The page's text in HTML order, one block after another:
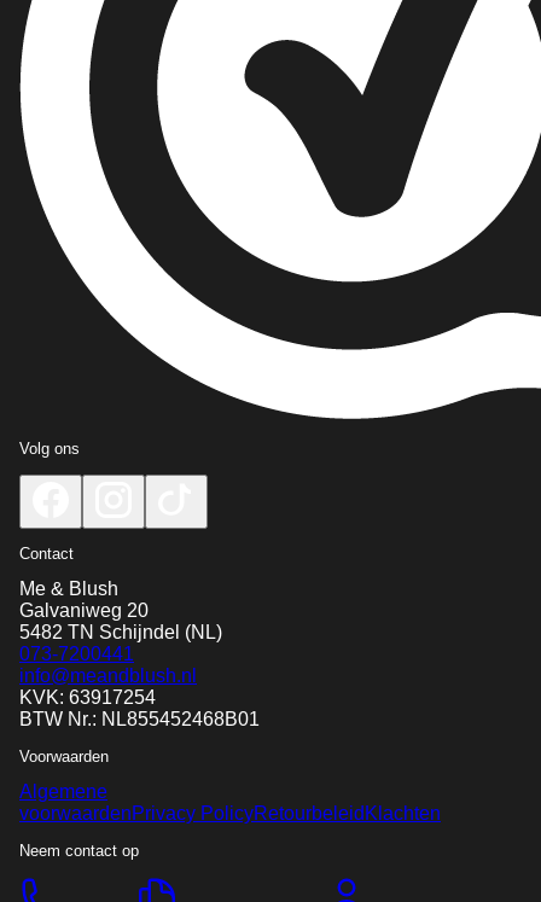
Volg ons
Contact
Me & Blush
Galvaniweg 20
5482 TN Schijndel (NL)
073-7200441
info@meandblush.nl
KVK: 63917254
BTW Nr.: NL855452468B01
Voorwaarden
Algemene
voorwaardenPrivacy PolicyRetourbeleid Klachten
Neem contact op